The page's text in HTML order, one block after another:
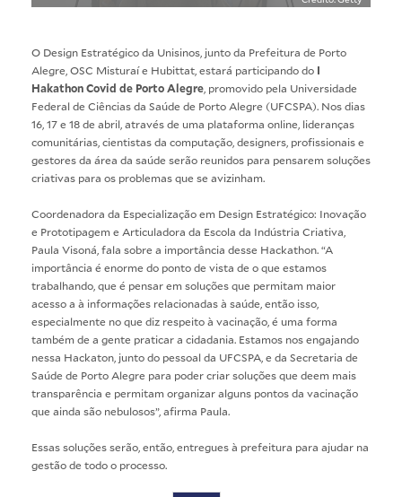
O Design Estratégico da Unisinos, junto da Prefeitura de Porto
Alegre, OSC Misturaí e Hubittat, estará participando do I
Hakathon Covid de Porto Alegre , promovido pela Universidade
Federal de Ciências da Saúde de Porto Alegre (UFCSPA). Nos dias
16, 17 e 18 de abril, através de uma plataforma online, lideranças
comunitárias, cientistas da computação, designers, profissionais e
gestores da área da saúde serão reunidos para pensarem soluções
criativas para os problemas que se avizinham.
Coordenadora da Especialização em Design Estratégico: Inovação
e Prototipagem e Articuladora da Escola da Indústria Criativa,
Paula Visoná, fala sobre a importância desse Hackathon. “A
importância é enorme do ponto de vista de o que estamos
trabalhando, que é pensar em soluções que permitam maior
acesso a à informações relacionadas à saúde, então isso,
especialmente no que diz respeito à vacinação, é uma forma
também de a gente praticar a cidadania. Estamos nos engajando
nessa Hackaton, junto do pessoal da UFCSPA, e da Secretaria de
Saúde de Porto Alegre para poder criar soluções que deem mais
transparência e permitam organizar alguns pontos da vacinação
que ainda são nebulosos”, afirma Paula.
Essas soluções serão, então, entregues à prefeitura para ajudar na
gestão de todo o processo.